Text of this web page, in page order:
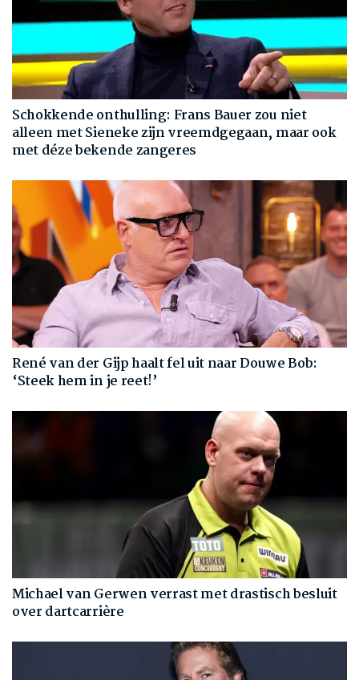
Schokkende onthulling: Frans Bauer zou niet
alleen met Sieneke zijn vreemdgegaan, maar ook
met déze bekende zangeres
René van der Gijp haalt fel uit naar Douwe Bob:
‘Steek hem in je reet!’
Michael van Gerwen verrast met drastisch besluit
over dartcarrière